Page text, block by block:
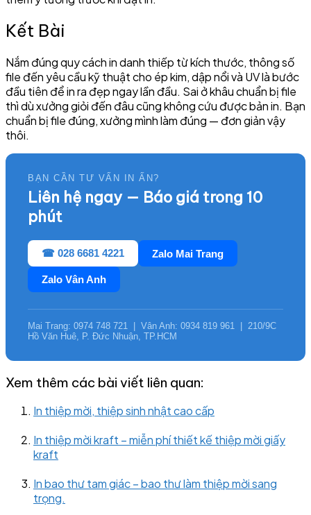
Kết Bài
Nắm đúng quy cách in danh thiếp từ kích thước, thông số
file đến yêu cầu kỹ thuật cho ép kim, dập nổi và UV là bước
đầu tiên để in ra đẹp ngay lần đầu. Sai ở khâu chuẩn bị file
thì dù xưởng giỏi đến đâu cũng không cứu được bản in. Bạn
chuẩn bị file đúng, xưởng mình làm đúng — đơn giản vậy
thôi.
BẠN CẦN TƯ VẤN IN ẤN?
Liên hệ ngay — Báo giá trong 10
phút
☎ 028 6681 4221 Zalo Mai Trang
Zalo Vân Anh
Mai Trang: 0974 748 721 | Vân Anh: 0934 819 961 | 210/9C
Hồ Văn Huê, P. Đức Nhuận, TP.HCM
Xem thêm các bài viết liên quan:
In thiệp mời, thiệp sinh nhật cao cấp
In thiệp mời kraft – miễn phí thiết kế thiệp mời giấy
kraft
In bao thư tam giác – bao thư làm thiệp mời sang
trọng.